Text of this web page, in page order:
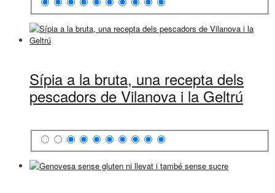
Sípia a la bruta, una recepta dels
pescadors de Vilanova i la Geltrú